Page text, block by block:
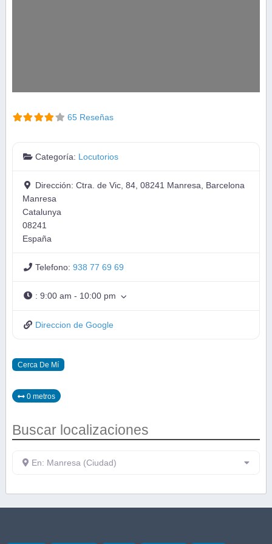
65 Reseñas
Categoría: Locutorios
Dirección:Ctra. de Vic, 84, 08241 Manresa, Barcelona
Manresa
Catalunya
08241
España
Telefono:938 77 69 69
:9:00 am - 10:00 pm
Direccion de Google
Cerca De Mí
0 metros
Buscar localizaciones
En: Manresa (Ciudad)